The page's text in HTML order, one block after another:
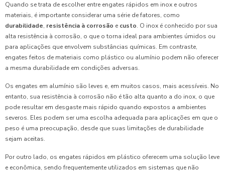
Quando se trata de escolher entre engates rápidos em inox e outros
materiais, é importante considerar uma série de fatores, como
durabilidade, resistência à corrosão e custo. O inox é conhecido por sua
alta resistência à corrosão, o que o torna ideal para ambientes úmidos ou
para aplicações que envolvem substâncias químicas. Em contraste,
engates feitos de materiais como plástico ou alumínio podem não oferecer
a mesma durabilidade em condições adversas.
Os engates em alumínio são leves e, em muitos casos, mais acessíveis. No
entanto, sua resistência à corrosão não é tão alta quanto a do inox, o que
pode resultar em desgaste mais rápido quando expostos a ambientes
severos. Eles podem ser uma escolha adequada para aplicações em que o
peso é uma preocupação, desde que suas limitações de durabilidade
sejam aceitas.
Por outro lado, os engates rápidos em plástico oferecem uma solução leve
e econômica, sendo frequentemente utilizados em sistemas que não